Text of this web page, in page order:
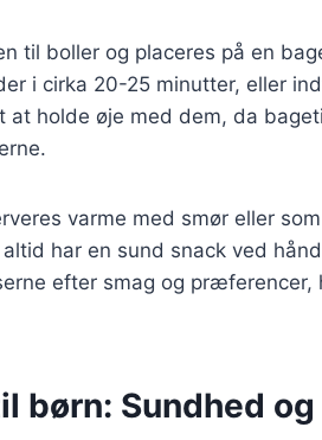
til boller og placeres på en
i cirka 20-25 minutter, eller
at holde øje med dem, da
varme med smør eller
har en sund snack ved
efter smag og præferencer,
børn: Sundhed